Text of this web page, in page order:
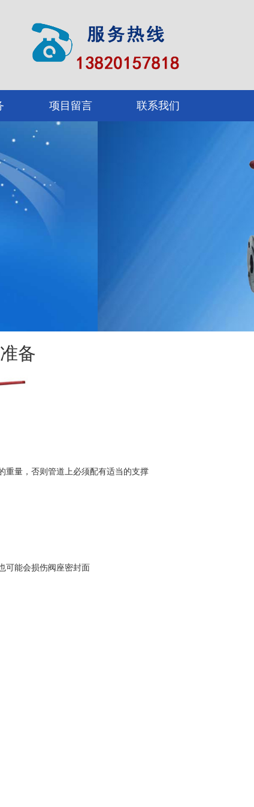
项目留言 联系我们
备
重量，否则管道上必须配有适当的支撑
可能会损伤阀座密封面